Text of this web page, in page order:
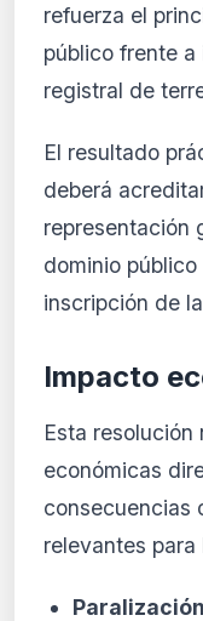
refuerza el
público frente
registral de
El resultado
deberá
representación
dominio
inscripción de
Impacto
Esta resolución
económicas
consecuencias
relevantes